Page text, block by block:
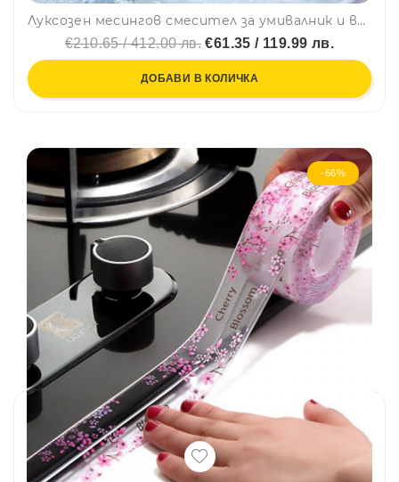
Луксозен месингов смесител за умивалник и вана за вграждане - ретро, винтидж L-W365
€210.65 / 412.00 лв. €61.35 / 119.99 лв.
ДОБАВИ В КОЛИЧКА
-66%